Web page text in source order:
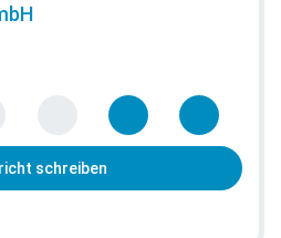
schreiben